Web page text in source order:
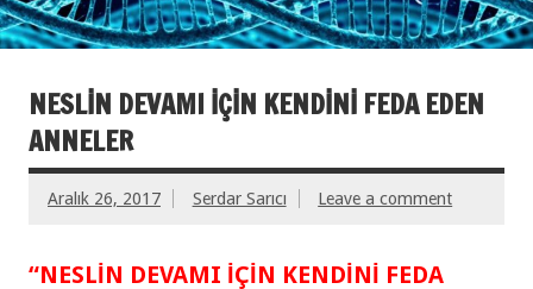
NESLİN DEVAMI İÇİN KENDİNİ FEDA EDEN
ANNELER
Aralık 26, 2017 Serdar Sarıcı Leave a comment
“NESLİN DEVAMI İÇİN KENDİNİ FEDA